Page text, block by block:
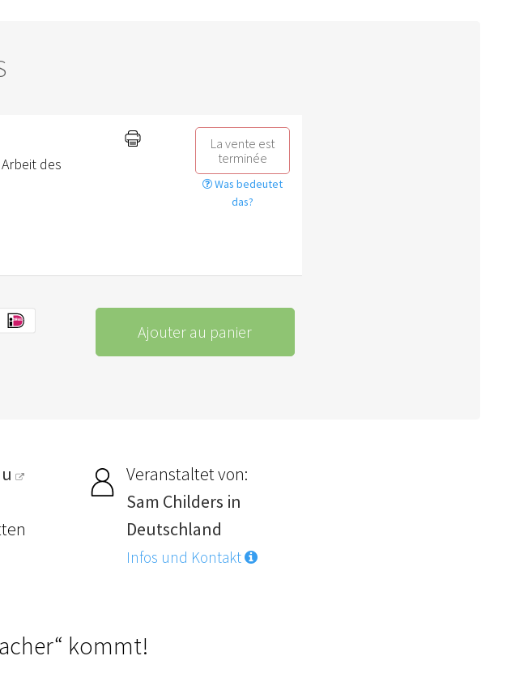
des
La vente est
terminée
Was bedeutet
das?
Ajouter au panier
Veranstaltet von:
Sam Childers in
Deutschland
Infos und Kontakt
kommt!